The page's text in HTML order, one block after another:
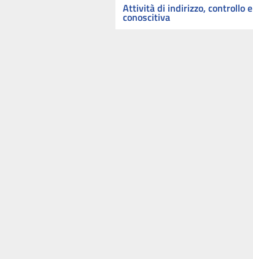
Attività di indirizzo, controllo e
conoscitiva